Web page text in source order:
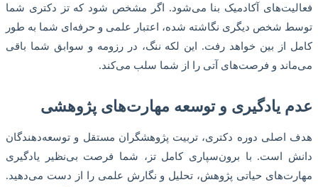
فعالیت‌های آکادمیک بنا می‌شود. اگر مشخص شود که تز دکتری شما
توسط شخص دیگری نگاشته شده، اعتبار علمی و حرفه‌ای شما به طور
کامل از بین خواهد رفت. این لکه ننگ، در رزومه و سوابق شما باقی
می‌ماند و فرصت‌های آتی را از شما سلب می‌کند.
عدم یادگیری و توسعه مهارت‌های پژوهشی
هدف اصلی دوره دکتری، تربیت پژوهشگران مستقل و توسعه‌دهندگان
دانش است. با برون‌سپاری کامل تز، شما فرصت بی‌نظیر یادگیری
مهارت‌های حیاتی پژوهش، تحلیل و نگارش علمی را از دست می‌دهید.